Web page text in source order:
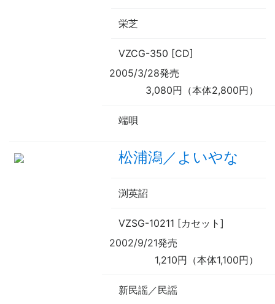
栄芝
VZCG-350 [CD]
2005/3/28発売
3,080円（本体2,800円）
端唄
松浦潟／よいやな
渕英詔
VZSG-10211 [カセット]
2002/9/21発売
1,210円（本体1,100円）
新民謡／民謡